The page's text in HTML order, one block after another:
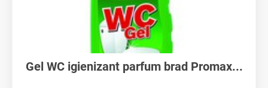
Gel WC igienizant parfum brad Promax...